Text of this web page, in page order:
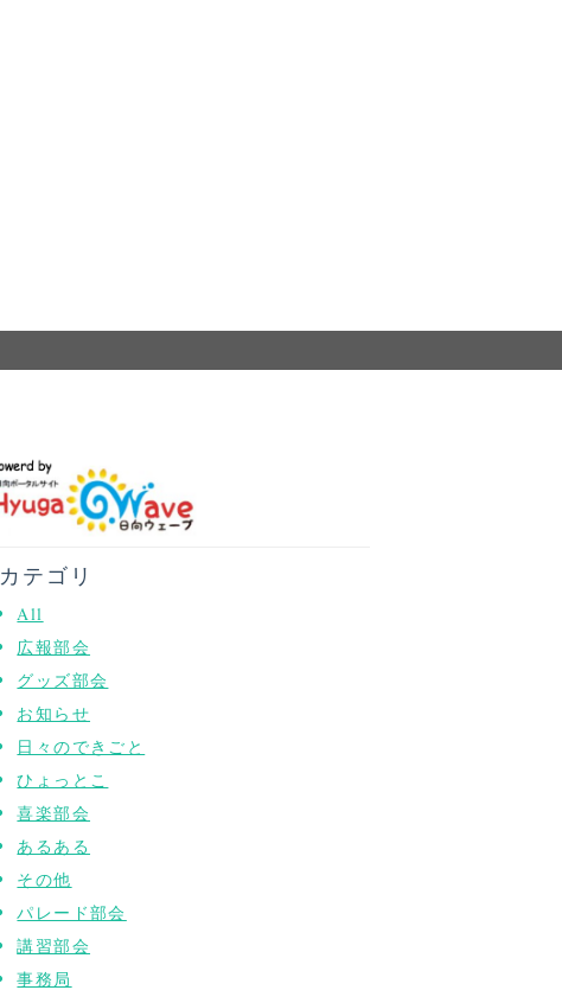
カテゴリ
All
広報部会
グッズ部会
お知らせ
日々のできごと
ひょっとこ
喜楽部会
あるある
その他
パレード部会
講習部会
事務局